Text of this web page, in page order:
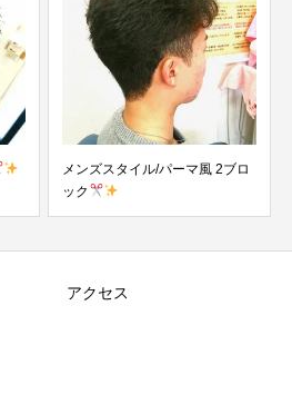
メンズスタイル/パーマ風 2ブロ
ック
アクセス